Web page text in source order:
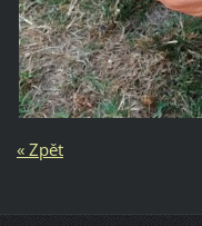
« Zpět